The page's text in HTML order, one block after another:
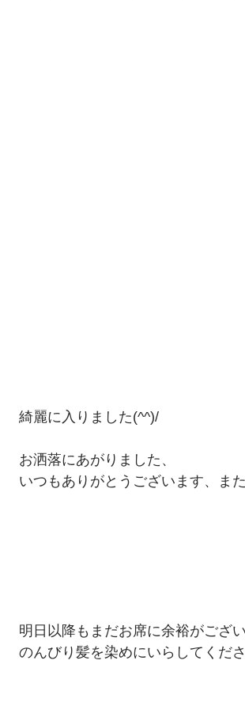
綺麗に入りました(^^)/
お洒落にあがりました、
いつもありがとうございます、ま
明日以降もまだお席に余裕がござ
のんびり髪を染めにいらしてくださ